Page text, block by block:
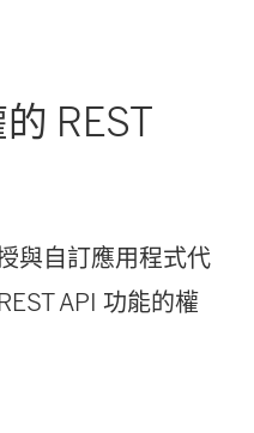
REST
與自訂應用程式代
API 功能的權